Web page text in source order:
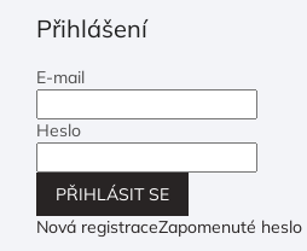
Přihlášení
E-mail
Heslo
PŘIHLÁSIT SE
Nová registraceZapomenuté heslo